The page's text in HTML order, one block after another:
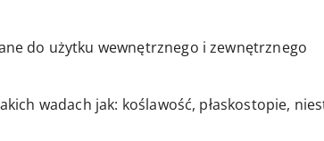
do użytku wewnętrznego i zewnętrznego
wadach jak: koślawość, płaskostopie,